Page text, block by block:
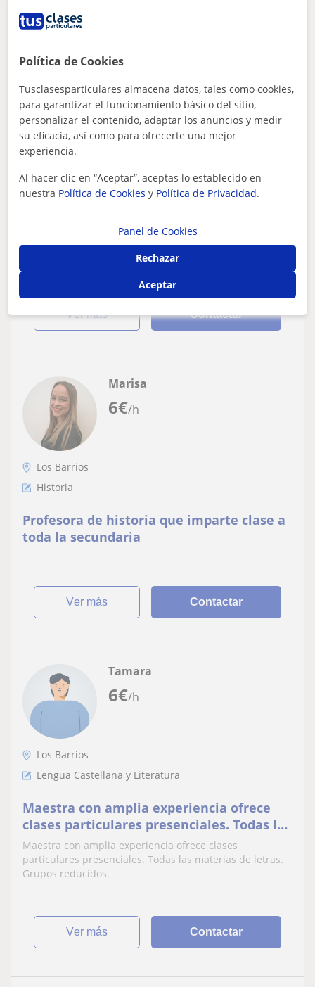
15€/h 1ª clase gratis
Alberto
Los Barrios
Historia
Se da clases particulares presenciales y
Se da clases particulares presenciales y apoyo escolar en
ver más Contactar
6€/h
Marisa
Los Barrios
Historia
Profesora de historia que imparte clase a
toda la secundaria
ver más Contactar
6€/h
Tamara
Los Barrios
Lengua Castellana y Literatura
Maestra con amplia experiencia ofrece
clases particulares presenciales. Todas las
materias de letras. Grupos reducidos
Maestra con amplia experiencia ofrece clases
particulares presenciales. Todas las materias de letras.
Grupos reducidos.
ver más Contactar
Política de Cookies
Tusclasesparticulares almacena datos, tales como cookies,
para garantizar el funcionamiento básico del sitio,
personalizar el contenido, adaptar los anuncios y medir
su eficacia, así como para ofrecerte una mejor
experiencia.
Al hacer clic en “Aceptar”, aceptas lo establecido en
nuestra Política de Cookies y Política de Privacidad.
Panel de Cookies
Rechazar
Aceptar